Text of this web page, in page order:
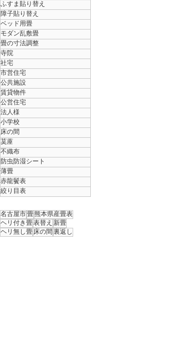
ふすま貼り替え
障子貼り替え
ベッド用畳
モダン乱敷畳
畳の寸法調整
寺院
社宅
市営住宅
公共施設
賃貸物件
公営住宅
法人様
小学校
床の間
茣蓙
不織布
防虫防湿シート
薄畳
赤龍鬢表
絞り目表
名古屋市畳熊本県産畳表
ヘリ付き畳表替え 新畳
ヘリ無し畳床の間 裏返し